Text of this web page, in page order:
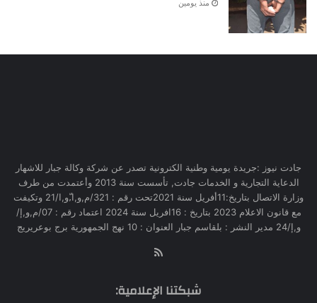
منذ يومين
جادت نيوز :جريدة يومية وطنية الكترونية تصدر عن شركة وكالة جبار للاشهار
الدعاية التجارية و الخدمات جادت, تأسست سنة 2013 وأعتمدت من طرف
وزارة الاتصال بتاريخ:11أفريل سنة 2021تحت رقم : 321/م,و,ا,ّو,ا/21 وتكيفت
مع قانون الاعلام 2023 بتاريخ : 16افريل سنة 2024 اعتماد رقم : 07/م,و,إ/
و,إ/24 مدير النشر : بلقاسم جبار العنوان : 10 نهج الجمهورية برج بوعريريج
شبكتنا الإعلامية: